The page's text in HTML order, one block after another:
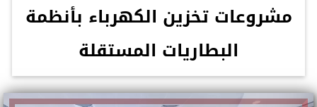
مشروعات تخزين الكهرباء بأنظمة
البطاريات المستقلة